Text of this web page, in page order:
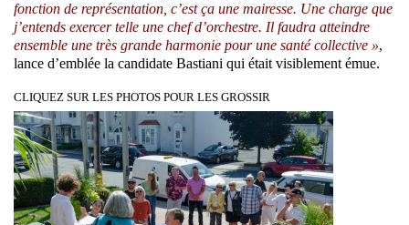
fonction de représentation, c’est ça une mairesse. Une charge que
j’entends exercer telle une chef d’orchestre. Il faudra atteindre
ensemble une très grande harmonie pour une santé collective »,
lance d’emblée la candidate Bastiani qui était visiblement émue.
CLIQUEZ SUR LES PHOTOS POUR LES GROSSIR